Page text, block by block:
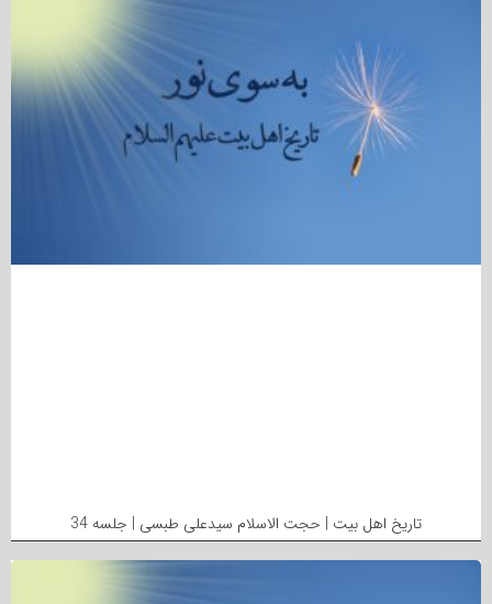
تاریخ اهل بیت | حجت الاسلام سیدعلی طبسی | جلسه 34